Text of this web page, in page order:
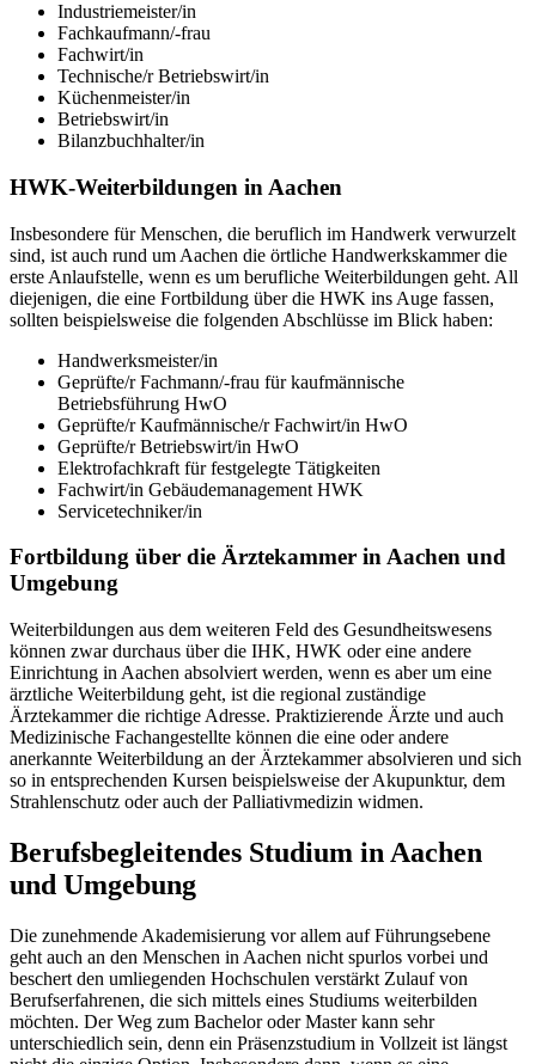
Industriemeister/in
Fachkaufmann/-frau
Fachwirt/in
Technische/r Betriebswirt/in
Küchenmeister/in
Betriebswirt/in
Bilanzbuchhalter/in
HWK-Weiterbildungen in Aachen
Insbesondere für Menschen, die beruflich im Handwerk verwurzelt
sind, ist auch rund um Aachen die örtliche Handwerkskammer die
erste Anlaufstelle, wenn es um berufliche Weiterbildungen geht. All
diejenigen, die eine Fortbildung über die HWK ins Auge fassen,
sollten beispielsweise die folgenden Abschlüsse im Blick haben:
Handwerksmeister/in
Geprüfte/r Fachmann/-frau für kaufmännische
Betriebsführung HwO
Geprüfte/r Kaufmännische/r Fachwirt/in HwO
Geprüfte/r Betriebswirt/in HwO
Elektrofachkraft für festgelegte Tätigkeiten
Fachwirt/in Gebäudemanagement HWK
Servicetechniker/in
Fortbildung über die Ärztekammer in Aachen und
Umgebung
Weiterbildungen aus dem weiteren Feld des Gesundheitswesens
können zwar durchaus über die IHK, HWK oder eine andere
Einrichtung in Aachen absolviert werden, wenn es aber um eine
ärztliche Weiterbildung geht, ist die regional zuständige
Ärztekammer die richtige Adresse. Praktizierende Ärzte und auch
Medizinische Fachangestellte können die eine oder andere
anerkannte Weiterbildung an der Ärztekammer absolvieren und sich
so in entsprechenden Kursen beispielsweise der Akupunktur, dem
Strahlenschutz oder auch der Palliativmedizin widmen.
Berufsbegleitendes Studium in Aachen
und Umgebung
Die zunehmende Akademisierung vor allem auf Führungsebene
geht auch an den Menschen in Aachen nicht spurlos vorbei und
beschert den umliegenden Hochschulen verstärkt Zulauf von
Berufserfahrenen, die sich mittels eines Studiums weiterbilden
möchten. Der Weg zum Bachelor oder Master kann sehr
unterschiedlich sein, denn ein Präsenzstudium in Vollzeit ist längst